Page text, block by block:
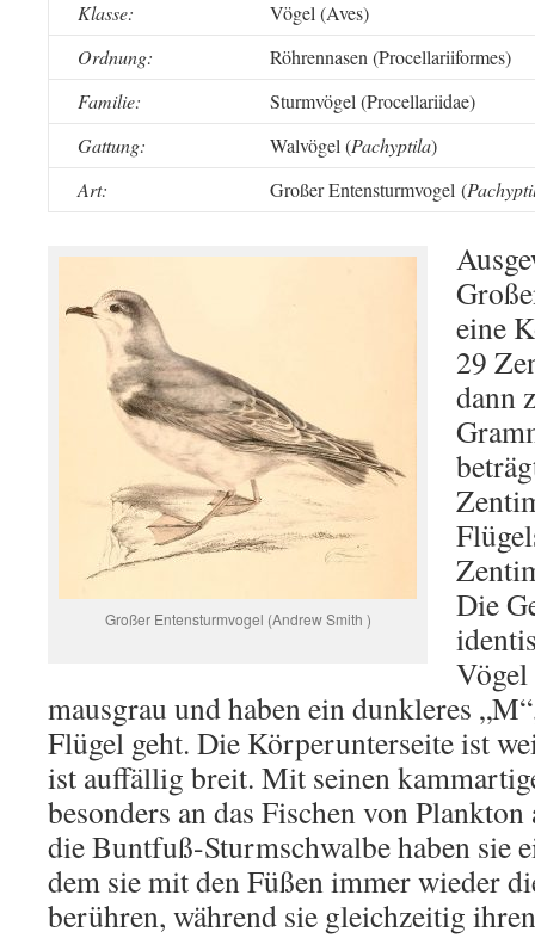
Klasse:
Vögel (Aves)
Ordnung:
Röhrennasen (Procellariiformes)
Familie:
Sturmvögel (Procellariidae)
Gattung:
Walvögel (Pachyptila)
Art:
Großer Entensturmvogel (
Großer Entensturmvogel (Andrew Smith )
eine
29
dann
Die
mausgrau und haben ein dunkleres
Flügel geht. Die Körperunterseite ist
ist auffällig breit. Mit seinen
besonders an das Fischen von
die Buntfuß-Sturmschwalbe haben sie
dem sie mit den Füßen immer wieder
berühren, während sie gleichzeitig